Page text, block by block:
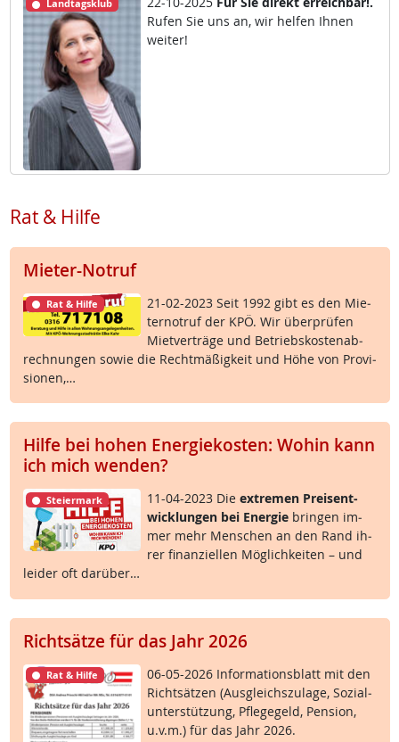
Landtagsklub
Ru­fen Sie uns an, wir hel­fen Ih­nen
wei­ter!
Rat & Hilfe
Mieter-Notruf
Rat & Hilfe
21-02-2023 Seit 1992 gibt es den Mie­
ter­no­t­ruf der KPÖ. Wir über­prü­fen
Miet­ver­trä­ge und Be­triebs­kos­ten­ab­
rech­nun­gen so­wie die Recht­mä­ß­ig­keit und Höhe von Pro­vi­
sio­nen,…
Hilfe bei hohen Energiekosten: Wohin kann
ich mich wenden?
Steiermark 11-04-2023 Die ex­t­re­men Preis­ent­
wick­lun­gen bei En­er­giebrin­gen im­
mer mehr Men­schen an den Rand ih­
rer fi­nan­zi­el­len Mög­lich­kei­ten – und
lei­der oft dar­über…
Richtsätze für das Jahr 2026
Rat & Hilfe
06-05-2026 In­for­ma­ti­ons­blatt mit den
Richt­sät­zen (Aus­g­leichs­zu­la­ge, So­zial­
un­ter­stüt­zung, Pf­le­ge­geld, Pen­si­on,
u.v.m.) für das Jahr 2026.